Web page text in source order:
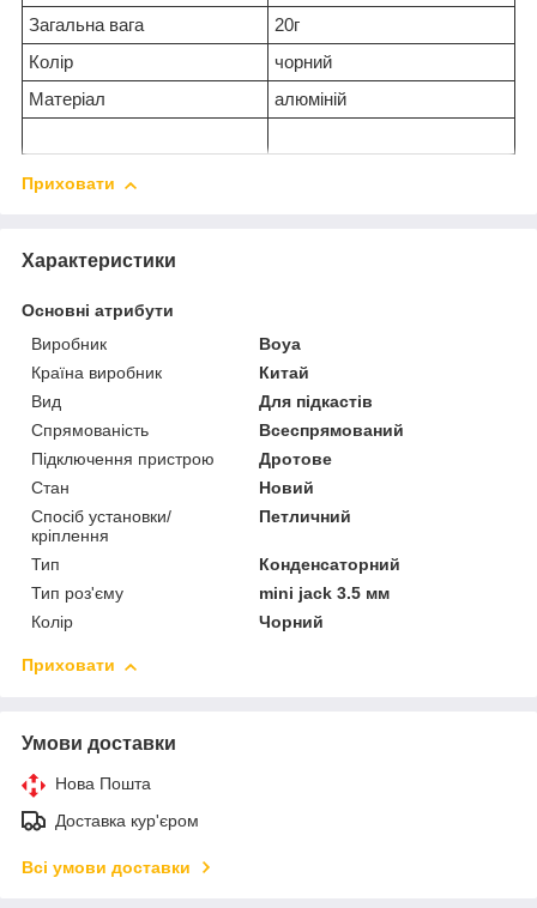
Загальна вага
20г
Колір
чорний
Матеріал
алюміній
Приховати
Характеристики
Основні атрибути
Виробник
Boya
Країна виробник
Китай
Вид
Для підкастів
Спрямованість
Всеспрямований
Підключення пристрою
Дротове
Стан
Новий
Спосіб установки/
кріплення
Петличний
Тип
Конденсаторний
Тип роз'єму
mini jack 3.5 мм
Колір
Чорний
Приховати
Умови доставки
Нова Пошта
Доставка кур'єром
Всі умови доставки